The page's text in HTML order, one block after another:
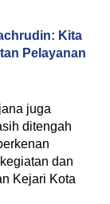
Kita
Pelayanan
juga
ditengah
dan
Kejari Kota